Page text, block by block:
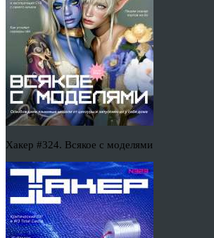
Хакер #324. Всякое с моделями